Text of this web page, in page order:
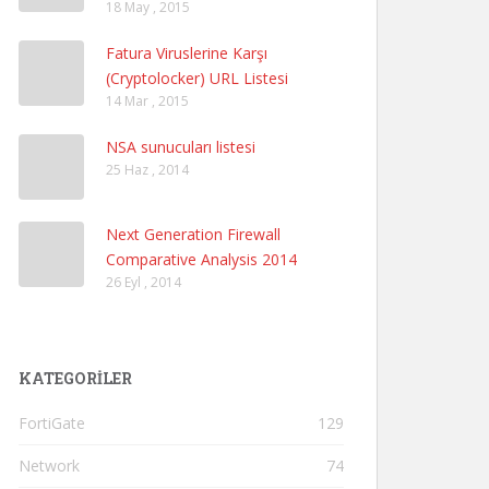
18 May , 2015
Fatura Viruslerine Karşı
(Cryptolocker) URL Listesi
14 Mar , 2015
NSA sunucuları listesi
25 Haz , 2014
Next Generation Firewall
Comparative Analysis 2014
26 Eyl , 2014
KATEGORILER
FortiGate 129
Network 74